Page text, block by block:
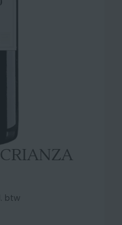
btw